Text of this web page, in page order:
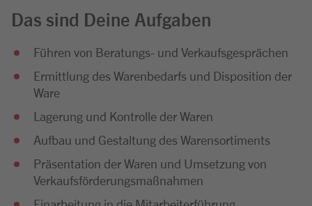
Das sind Deine Aufgaben
Führen von Beratungs- und Verkaufsgesprächen
Ermittlung des Warenbedarfs und Disposition der
Ware
Lagerung und Kontrolle der Waren
Aufbau und Gestaltung des Warensortiments
Präsentation der Waren und Umsetzung von
Verkaufsförderungsmaßnahmen